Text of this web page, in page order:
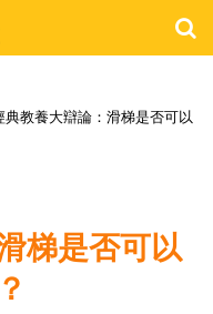
典教養大辯論：滑梯是否可以
梯是否可以